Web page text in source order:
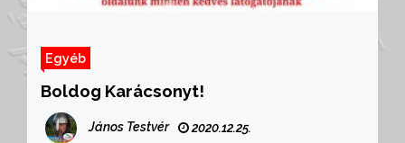
Egyéb
Boldog Karácsonyt!
János Testvér 2020.12.25.